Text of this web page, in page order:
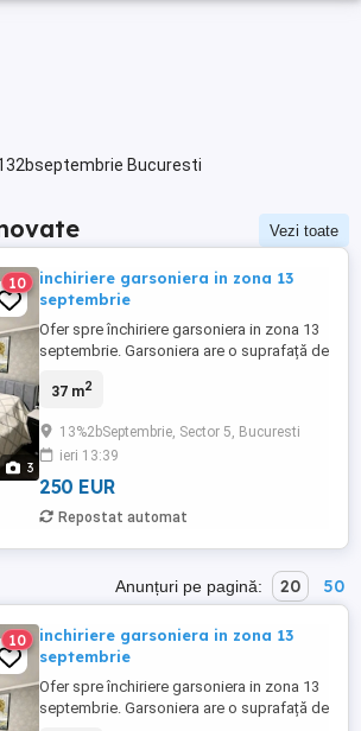
Bucuresti
Vezi toate
3
10
inchiriere garsoniera in zona 13
septembrie
Ofer spre închiriere garsoniera in zona 13
septembrie. Garsoniera are o suprafață de
mijloacelor de transport, se închiriază
regăsesc mai multe spații comerciale .
Pentru detalii suplimentare sau vizionari
sunați la numărul ...
37 m2
13%2bSeptembrie, Sector 5, Bucuresti
ieri 13:39
250 EUR
Repostat automat
Anunțuri pe pagină: 20 50
10
inchiriere garsoniera in zona 13
septembrie
Ofer spre închiriere garsoniera in zona 13
septembrie. Garsoniera are o suprafață de